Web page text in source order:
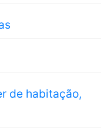
de habitação,